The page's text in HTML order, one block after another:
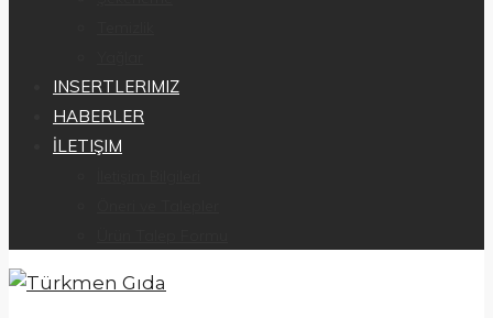
INSERTLERIMIZ
HABERLER
İLETIŞIM